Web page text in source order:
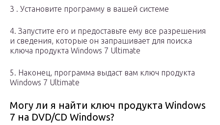
3 . Установите программу в вашей системе
4. Запустите его и предоставьте ему все разрешения
и сведения, которые он запрашивает для поиска
ключа продукта Windows 7 Ultimate
5. Наконец, программа выдаст вам ключ продукта
Windows 7 Ultimate
Могу ли я найти ключ продукта Windows
7 на DVD/CD Windows?